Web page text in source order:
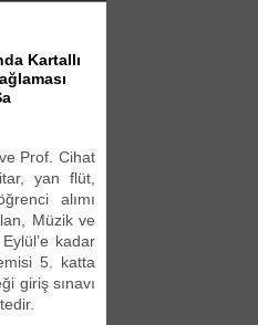
Kartallı
Prof. Cihat
yan flüt,
alımı
Müzik ve
kadar
5. katta
giriş sınavı